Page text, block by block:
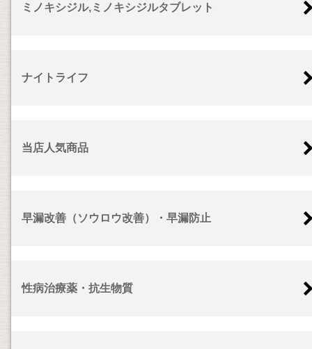
ミノキシジル,ミノキシジルタブレット
ナイトライフ
当店人気商品
早漏改善（ソウロウ改善）・早漏防止
性病治療薬・抗生物質